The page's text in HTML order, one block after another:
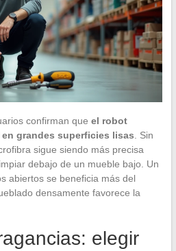
confirman que el robot
grandes superficies lisas . Sin
sigue siendo más precisa
debajo de un mueble bajo. Un
abiertos se beneficia más del
densamente favorece la
elegir